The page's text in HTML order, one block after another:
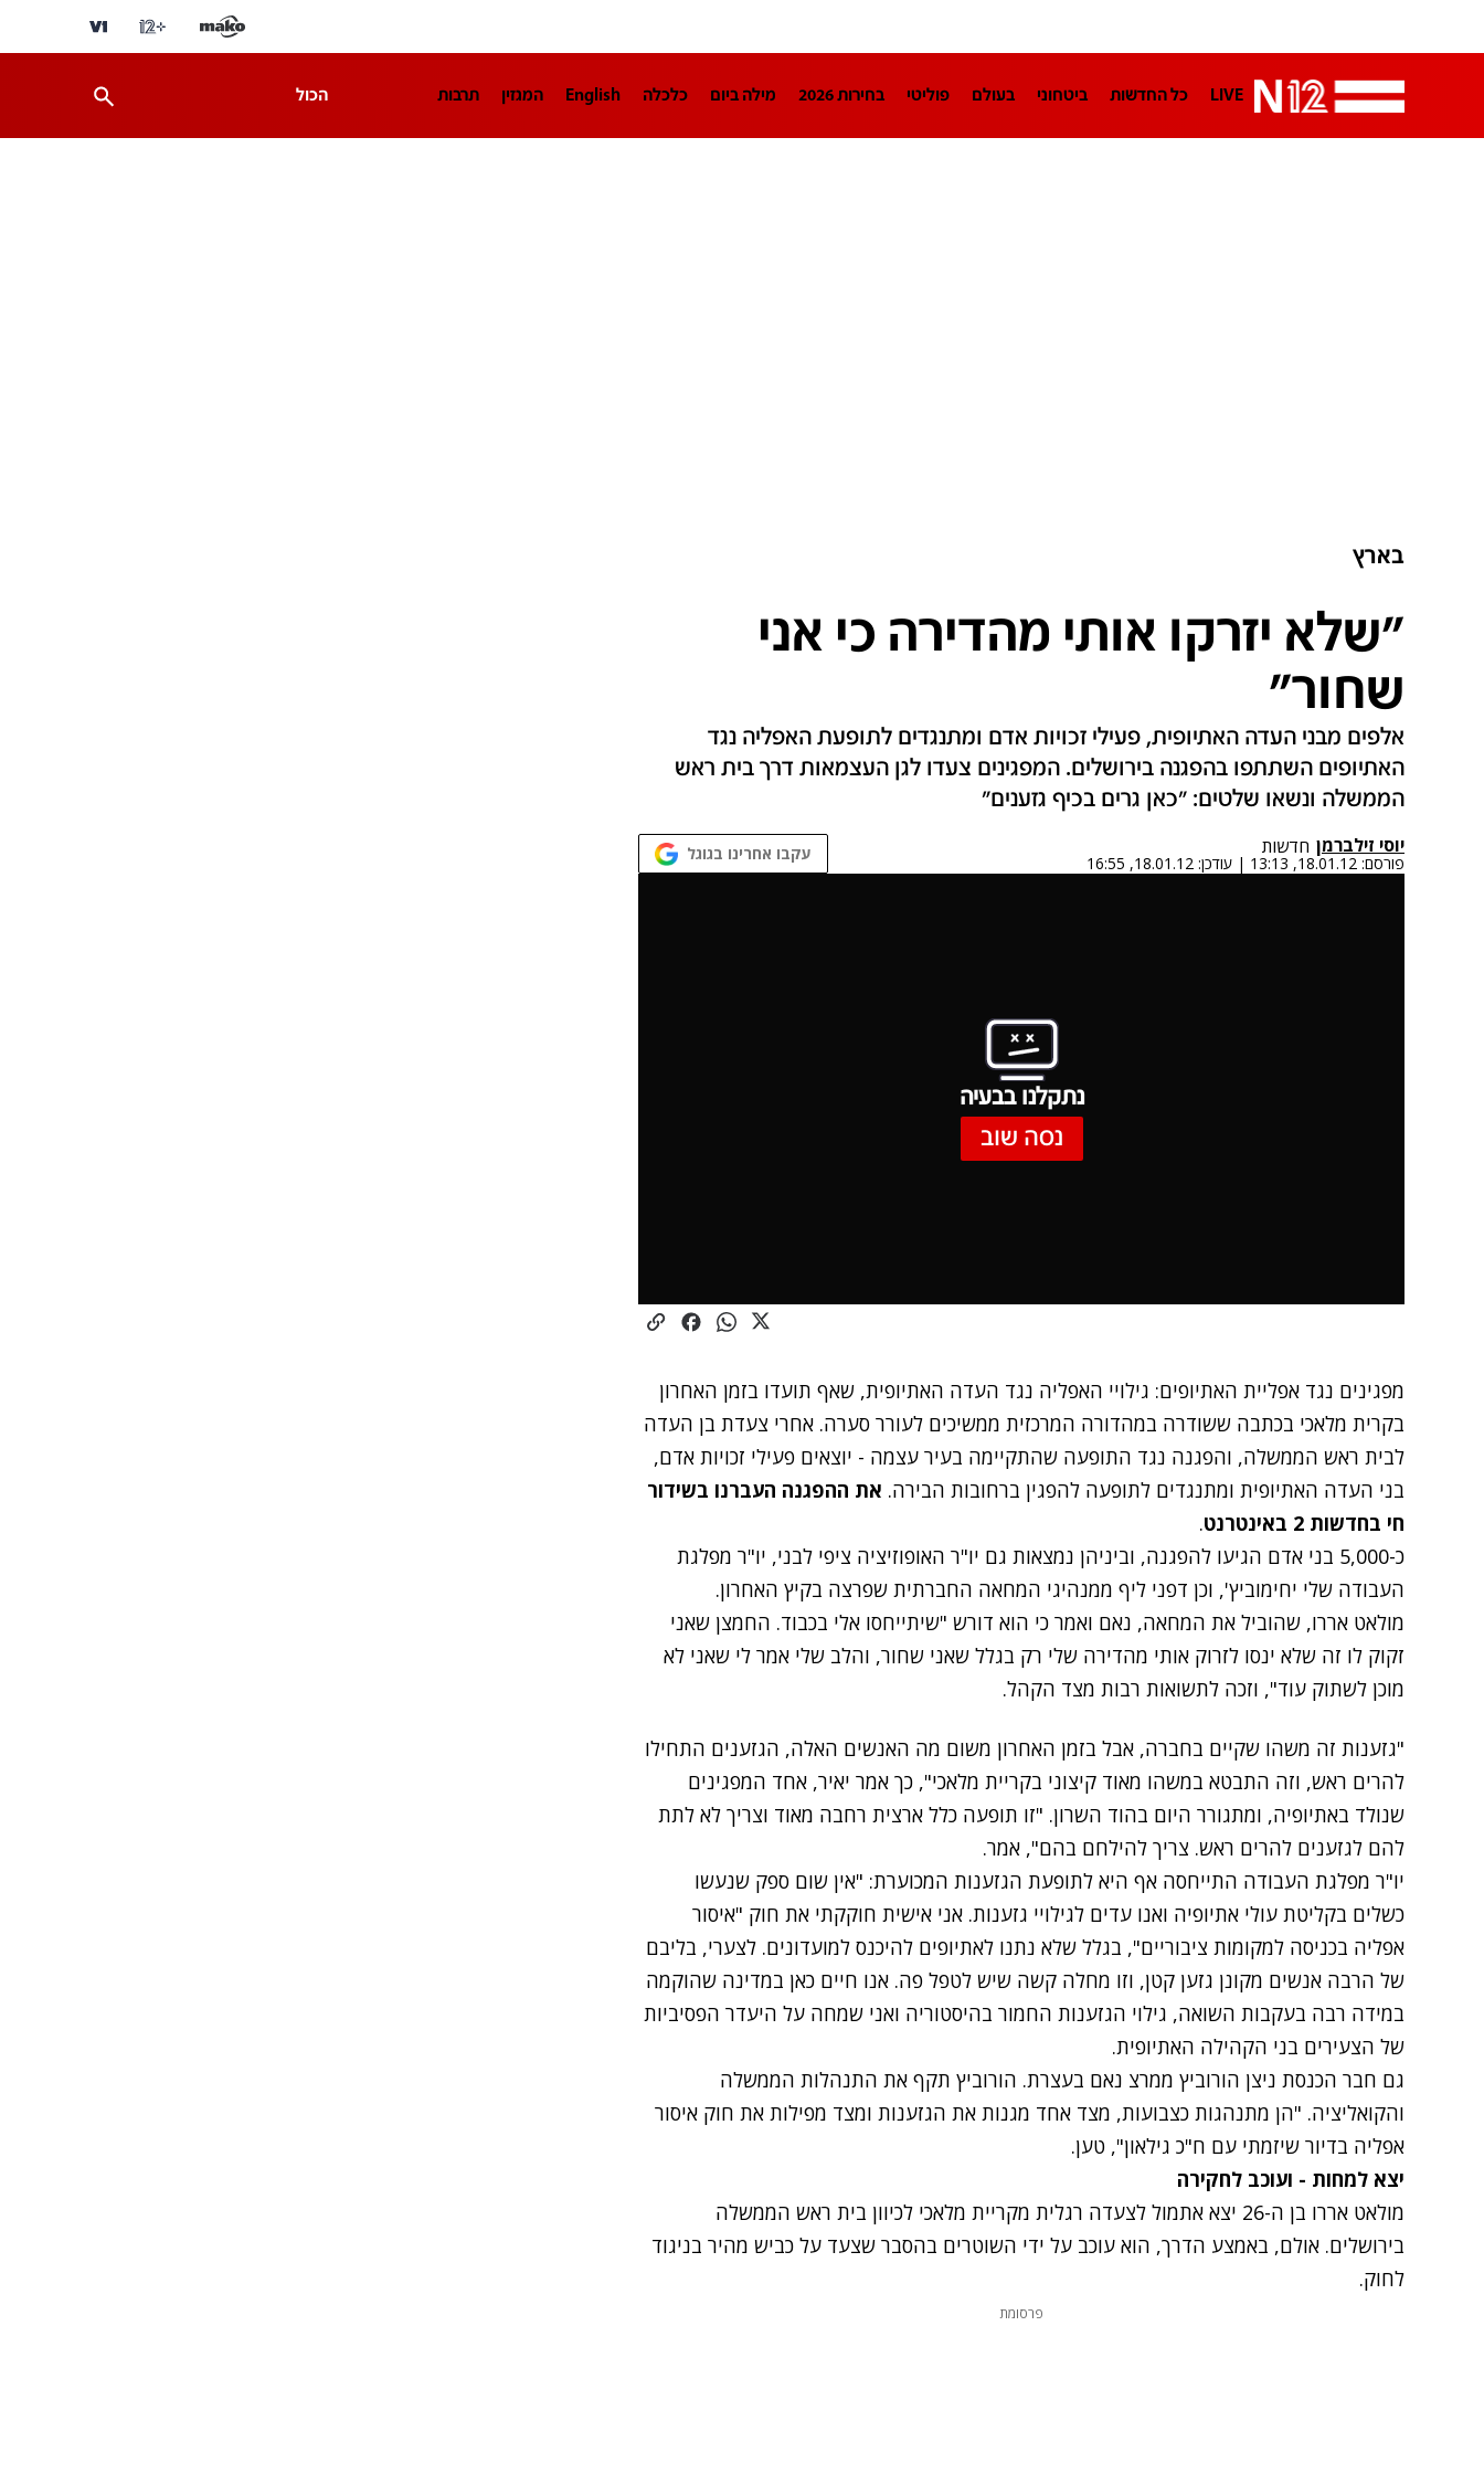
LIVE כל החדשות ביטחוני בעולם פוליטי בחירות 2026 מילה ביום כלכלה English המגזין תרבות הכול
בארץ
"שלא יזרקו אותי מהדירה כי אני
שחור"
אלפים מבני העדה האתיופית, פעילי זכויות אדם ומתנגדים לתופעת האפליה נגד
האתיופים השתתפו בהפגנה בירושלים. המפגינים צעדו לגן העצמאות דרך בית ראש
הממשלה ונשאו שלטים: "כאן גרים בכיף גזענים"
יוסי זילברמן חדשות
פורסם: 18.01.12, 13:13
| עודכן: 18.01.12, 16:55 עקבו אחרינו בגוגל
נתקלנו בבעיה
נסה שוב
מפגינים נגד אפליית האתיופים: גילויי האפליה נגד העדה האתיופית, שאף תועדו בזמן האחרון
בקרית מלאכי בכתבה ששודרה במהדורה המרכזית ממשיכים לעורר סערה. אחרי צעדת בן העדה
לבית ראש הממשלה, והפגנה נגד התופעה שהתקיימה בעיר עצמה - יוצאים פעילי זכויות אדם,
בני העדה האתיופית ומתנגדים לתופעה להפגין ברחובות הבירה. את ההפגנה העברנו בשידור
חי בחדשות 2 באינטרנט
.
כ-5,000 בני אדם הגיעו להפגנה, וביניהן נמצאות גם יו"ר האופוזיציה ציפי לבני, יו"ר מפלגת
העבודה שלי יחימוביץ', וכן דפני ליף ממנהיגי המחאה החברתית שפרצה בקיץ האחרון.
מולאט אררו, שהוביל את המחאה, נאם ואמר כי הוא דורש "שיתייחסו אלי בכבוד. החמצן שאני
זקוק לו זה שלא ינסו לזרוק אותי מהדירה שלי רק בגלל שאני שחור, והלב שלי אמר לי שאני לא
מוכן לשתוק עוד", וזכה לתשואות רבות מצד הקהל.
"גזענות זה משהו שקיים בחברה, אבל בזמן האחרון משום מה האנשים האלה, הגזענים התחילו
להרים ראש, וזה התבטא במשהו מאוד קיצוני בקריית מלאכי", כך אמר יאיר, אחד המפגינים
שנולד באתיופיה, ומתגורר היום בהוד השרון. "זו תופעה כלל ארצית רחבה מאוד וצריך לא לתת
להם לגזענים להרים ראש. צריך להילחם בהם", אמר.
יו"ר מפלגת העבודה התייחסה אף היא לתופעת הגזענות המכוערת: "אין שום ספק שנעשו
כשלים בקליטת עולי אתיופיה ואנו עדים לגילויי גזענות. אני אישית חוקקתי את חוק "איסור
אפליה בכניסה למקומות ציבוריים", בגלל שלא נתנו לאתיופים להיכנס למועדונים. לצערי, בליבם
של הרבה אנשים מקונן גזען קטן, וזו מחלה קשה שיש לטפל פה. אנו חיים כאן במדינה שהוקמה
במידה רבה בעקבות השואה, גילוי הגזענות החמור בהיסטוריה ואני שמחה על היעדר הפסיביות
של הצעירים בני הקהילה האתיופית.
גם חבר הכנסת ניצן הורוביץ ממרצ נאם בעצרת. הורוביץ תקף את התנהלות הממשלה
והקואליציה. "הן מתנהגות כצבועות, מצד אחד מגנות את הגזענות ומצד מפילות את חוק איסור
אפליה בדיור שיזמתי עם ח"כ גילאון", טען.
יצא למחות - ועוכב לחקירה
מולאט אררו בן ה-26 יצא אתמול
לצעדה רגלית מקריית מלאכי לכיוון בית ראש הממשלה
בירושלים. אולם, באמצע הדרך, הוא עוכב על ידי השוטרים בהסבר שצעד על כביש מהיר בניגוד
לחוק.
פרסומת